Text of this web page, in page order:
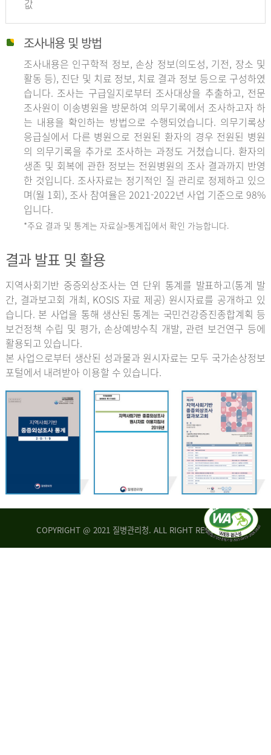
값
조사내용 및 방법
조사내용은 인구학적 정보, 손상 정보(의도성, 기전, 장소 및
활동 등), 진단 및 치료 정보, 치료 결과 정보 등으로 구성하였
습니다. 조사는 구급일지로부터 조사대상을 추출하고, 전문
조사원이 이송병원을 방문하여 의무기록에서 조사하고자 하
는 내용을 확인하는 방법으로 수행되었습니다. 의무기록상
응급실에서 다른 병원으로 전원된 환자의 경우 전원된 병원
의 의무기록을 추가로 조사하는 과정도 거쳤습니다. 환자의
생존 및 회복에 관한 정보는 전원병원의 조사 결과까지 반영
한 것입니다. 조사자료는 정기적인 질 관리로 정제하고 있으
며(월 1회), 조사 참여율은 2021-2022년 사업 기준으로 98%
입니다.
*주요 결과 및 통계는 자료실>통계집에서 확인 가능합니다.
결과 발표 및 활용
지역사회기반 중증외상조사는 연 단위 통계를 발표하고(통계 발
간, 결과보고회 개최, KOSIS 자료 제공) 원시자료를 공개하고 있
습니다. 본 사업을 통해 생산된 통계는 국민건강증진종합계획 등
보건정책 수립 및 평가, 손상예방수칙 개발, 관련 보건연구 등에
활용되고 있습니다.
본 사업으로부터 생산된 성과물과 원시자료는 모두 국가손상정보
포털에서 내려받아 이용할 수 있습니다.
COPYRIGHT @ 2021 질병관리청. ALL RIGHT RESERVED